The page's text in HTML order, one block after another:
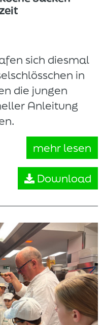
sich diesmal
in
die jungen
Anleitung
mehr lesen
Download